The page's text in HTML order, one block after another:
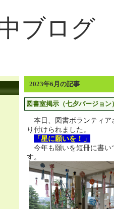
ブログ
2023年6月の記事
図書室掲示（七夕バージョン
本日、図書ボランティア
り付けられました。
「星に願いを！」
今年も願いを短冊に書い
す。